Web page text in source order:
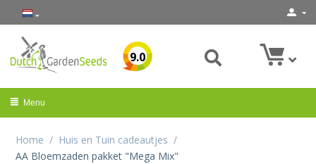
9.0
Menu
Home / Huis en Tuin cadeautjes /
AA Bloemzaden pakket "Mega Mix"